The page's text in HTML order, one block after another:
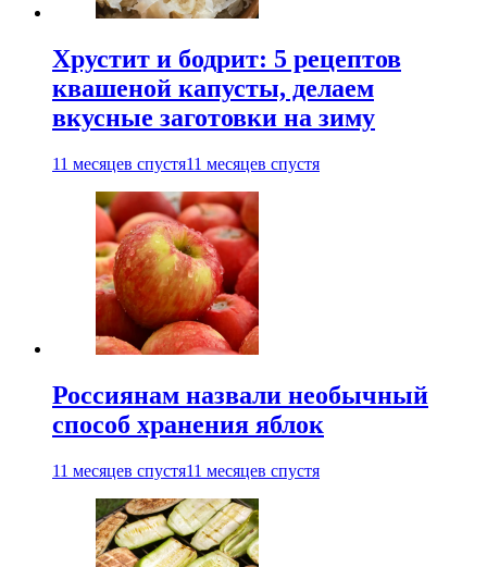
Хрустит и бодрит: 5 рецептов
квашеной капусты, делаем
вкусные заготовки на зиму
11 месяцев спустя11 месяцев спустя
Россиянам назвали необычный
способ хранения яблок
11 месяцев спустя11 месяцев спустя